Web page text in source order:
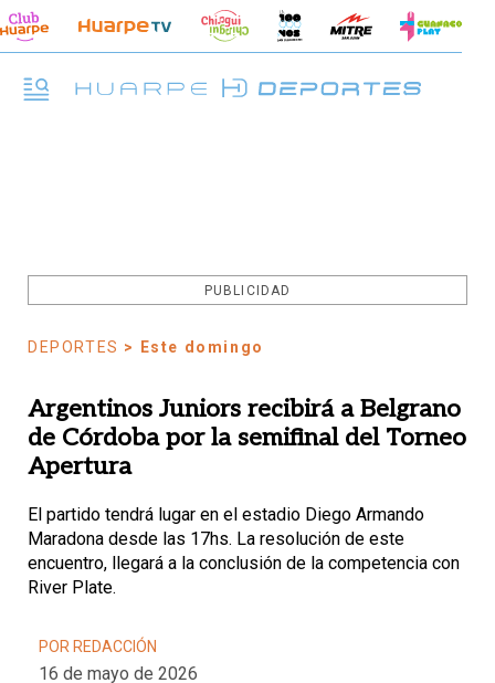
PUBLICIDAD
DEPORTES > Este domingo
Argentinos Juniors recibirá a Belgrano
de Córdoba por la semifinal del Torneo
Apertura
El partido tendrá lugar en el estadio Diego Armando
Maradona desde las 17hs. La resolución de este
encuentro, llegará a la conclusión de la competencia con
River Plate.
POR REDACCIÓN
16 de mayo de 2026